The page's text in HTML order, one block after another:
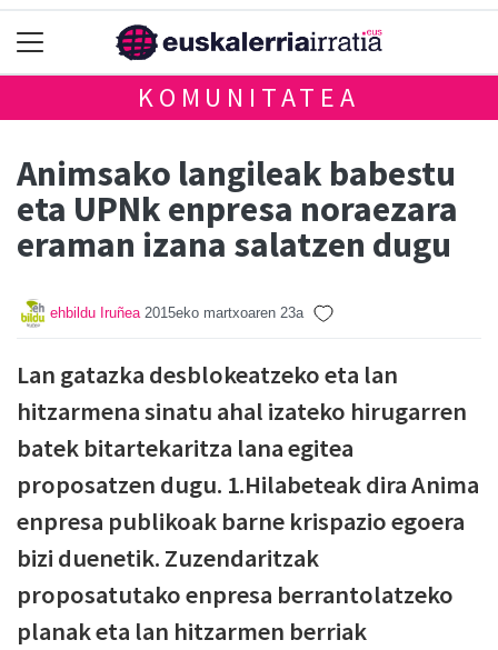
KOMUNITATEA
Animsako langileak babestu
eta UPNk enpresa noraezara
eraman izana salatzen dugu
ehbildu Iruñea 2015eko martxoaren 23a
Lan gatazka desblokeatzeko eta lan
hitzarmena sinatu ahal izateko hirugarren
batek bitartekaritza lana egitea
proposatzen dugu. 1.Hilabeteak dira Anima
enpresa publikoak barne krispazio egoera
bizi duenetik. Zuzendaritzak
proposatutako enpresa berrantolatzeko
planak eta lan hitzarmen berriak